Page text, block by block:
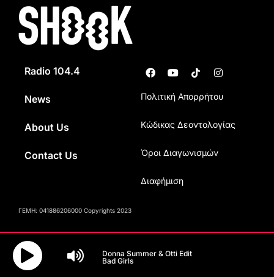
Radio 104.4
News
About Us
Contact Us
Πολιτική Απορρήτου
Κώδικας Δεοντολογίας
Όροι Διαγωνισμών
Διαφήμιση
ΓΕΜΗ: 041886206000 Copyrights 2023
Donna Summer & Otti Edit
Bad Girls